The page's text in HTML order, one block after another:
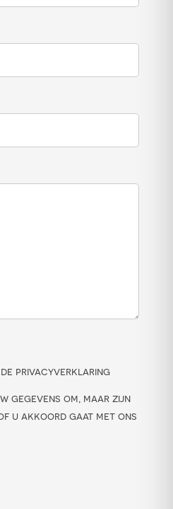
privacyverklaring
gegevens om, maar zijn
u akkoord gaat met ons